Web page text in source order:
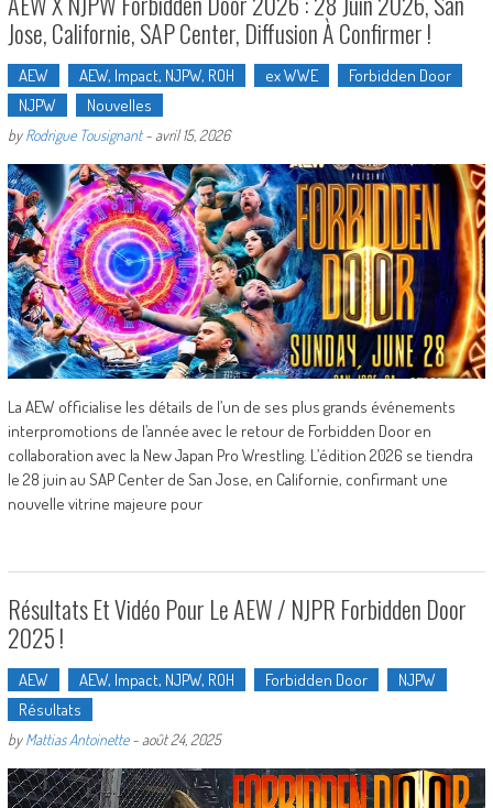
Jose, Californie, SAP Center, Diffusion À Confirmer !
AEW AEW, Impact, NJPW, ROH ex WWE
Forbidden Door
NJPW
Nouvelles
byRodrigue Tousignant- avril 15, 2026
La AEW officialise les détails de l’un de ses plus grands événements
interpromotions de l’année avec le retour de Forbidden Door en
collaboration avec la New Japan Pro Wrestling. L’édition 2026 se tiendra
le 28 juin au SAP Center de San Jose, en Californie, confirmant une
nouvelle vitrine majeure pour
Résultats Et Vidéo Pour Le AEW / NJPR Forbidden Door
2025 !
AEW AEW, Impact, NJPW, ROH Forbidden Door
NJPW
Résultats
byMattias Antoinette- août 24, 2025